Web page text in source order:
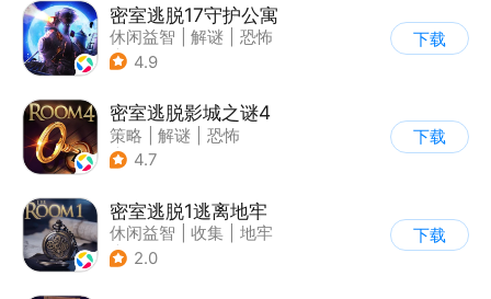
密室逃脱17守护公寓
休闲益智 解谜
恐怖
| 密室逃脱
4.9
下载
密室逃脱影城之谜4
策略 解谜
恐怖
| 密室逃脱
4.7
下载
密室逃脱1逃离地牢
休闲益智 收集
地牢
| 密室逃脱
2.0
下载